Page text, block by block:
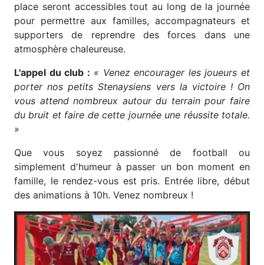
place seront accessibles tout au long de la journée
pour permettre aux familles, accompagnateurs et
supporters de reprendre des forces dans une
atmosphère chaleureuse.
L'appel du club : « Venez encourager les joueurs et
porter nos petits Stenaysiens vers la victoire ! On
vous attend nombreux autour du terrain pour faire
du bruit et faire de cette journée une réussite totale.
»
Que vous soyez passionné de football ou
simplement d'humeur à passer un bon moment en
famille, le rendez-vous est pris. Entrée libre, début
des animations à 10h. Venez nombreux !